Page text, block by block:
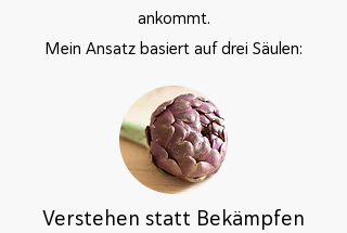
ankommt.
Mein Ansatz basiert auf drei Säulen:
Verstehen statt Bekämpfen